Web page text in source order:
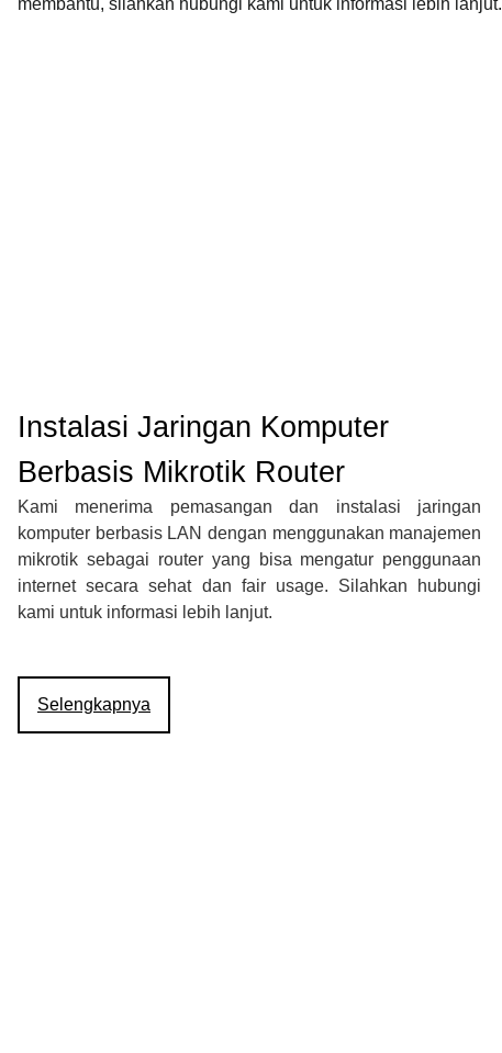
membantu, silahkan hubungi kami untuk informasi lebih lanjut.
Instalasi Jaringan Komputer
Berbasis Mikrotik Router
Kami menerima pemasangan dan instalasi jaringan
komputer berbasis LAN dengan menggunakan manajemen
mikrotik sebagai router yang bisa mengatur penggunaan
internet secara sehat dan fair usage. Silahkan hubungi
kami untuk informasi lebih lanjut.
Selengkapnya